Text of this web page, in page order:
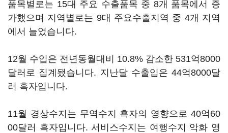
품목별로는 15대 주요 수출품목 중 8개 품목에서 증
가했으며 지역별로는 9대 주요수출지역 중 4개 지역
에서 늘었습니다.
12월 수입은 전년동월대비 10.8% 감소한 531억8000
달러로 집계됐습니다. 지난달 수출입은 44억8000달
러 흑자입니다.
11월 경상수지는 무역수지 흑자의 영향으로 40억60
00달러 흑자입니다. 서비스수지는 여행수지 악화 영